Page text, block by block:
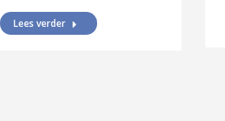
Lees verder